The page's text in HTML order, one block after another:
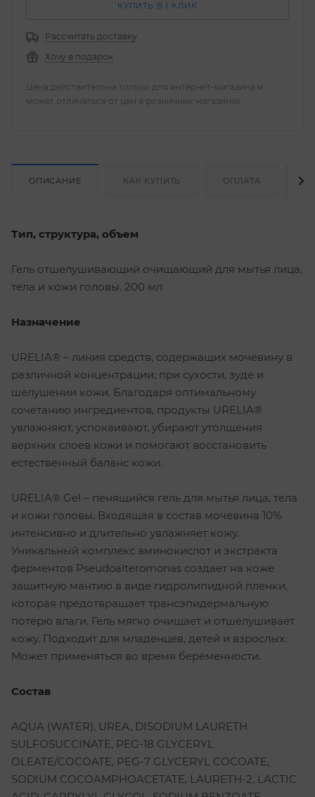
КУПИТЬ В 1 КЛИК
Рассчитать доставку
Хочу в подарок
Цена действительна только для интернет-магазина и
может отличаться от цен в розничных магазинах
ОПИСАНИЕ КАК КУПИТЬ ОПЛАТА
Тип, структура, объем
Гель отшелушивающий очищающий для мытья лица,
тела и кожи головы. 200 мл
Назначение
URELIA® – линия средств, содержащих мочевину в
различной концентрации, при сухости, зуде и
шелушении кожи. Благодаря оптимальному
сочетанию ингредиентов, продукты URELIA®
увлажняют, успокаивают, убирают утолщения
верхних слоев кожи и помогают восстановить
естественный баланс кожи.
URELIA® Gel – пенящийся гель для мытья лица, тела
и кожи головы. Входящая в состав мочевина 10%
интенсивно и длительно увлажняет кожу.
Уникальный комплекс аминокислот и экстракта
ферментов Pseudoalteromonas создает на коже
защитную мантию в виде гидролипидной пленки,
которая предотвращает трансэпидермальную
потерю влаги. Гель мягко очищает и отшелушивает
кожу. Подходит для младенцев, детей и взрослых.
Может применяться во время беременности.
Состав
AQUA (WATER), UREA, DISODIUM LAURETH
SULFOSUCCINATE, PEG-18 GLYCERYL
OLEATE/COCOATE, PEG-7 GLYCERYL COCOATE,
SODIUM COCOAMPHOACETATE, LAURETH-2, LACTIC